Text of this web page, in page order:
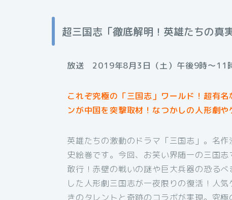
超三国志「徹底解明！英雄たちの真実
放送 2019年8月3日（土）午後9時〜11時
これぞ究極の「三国志」ワールド！超有
ンが中国を突撃取材！なつかしの人形劇
英雄たちの激動のドラマ「三国志」。名
史絵巻です。今回、お笑い界随一の三国
敢行！赤壁の戦いの謎や巨大兵器の恐る
した人形劇三国志が一夜限りの復活！人
きのタレントと奇跡のコラボが実現。究極